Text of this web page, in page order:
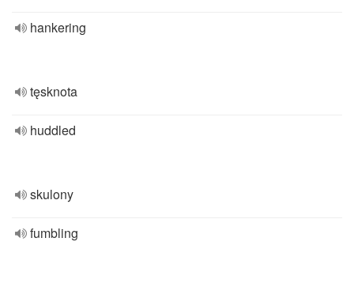
hankering
tęsknota
huddled
skulony
fumbling